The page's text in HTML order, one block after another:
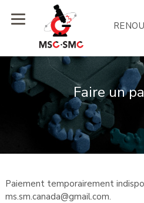
Faire un
Paiement temporairement
ms.sm.canada@gmail.com.